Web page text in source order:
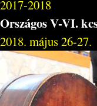
2017-2018
Országos V-VI.
2018. május 26-27.